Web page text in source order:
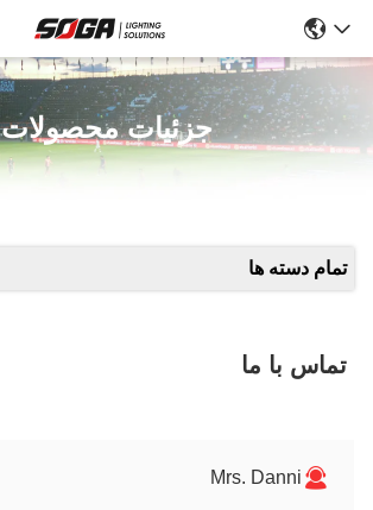
جزئیات محصولات
تمام دسته ها
تماس با ما
Mrs. Danni